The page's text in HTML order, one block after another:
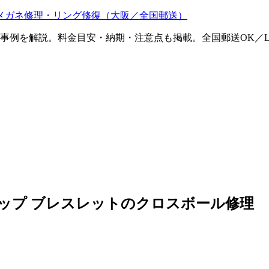
ネ修理・リング修復（大阪／全国郵送）
例を解説。料金目安・納期・注意点も掲載。全国郵送OK／
プ ブレスレットのクロスボール修理